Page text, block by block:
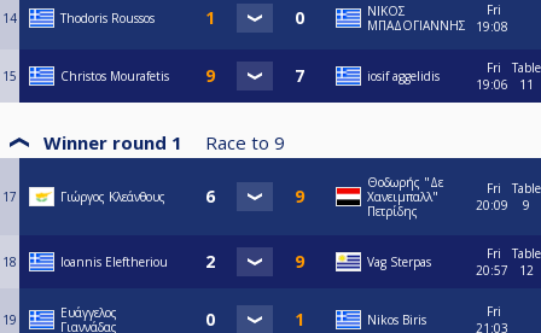
14 Thodoris Roussos
ΝΙΚΟΣ
ΜΠΑΔΟΓΙΑΝΝΗΣ
Fri
19:08
15 Christos Mourafetis iosif aggelidis
Fri
19:06
Table
11
Winner round 1 Race to 9
17 Γιώργος Κλεάνθους
Θοδωρής "Δε
Χανειμπαλλ"
Πετρίδης
Fri
20:09
Table
9
18 Ioannis Eleftheriou Vag Sterpas
Fri
20:57
Table
12
19
Ευάγγελος
Γιαννάδας
Nikos Biris
Fri
21:03